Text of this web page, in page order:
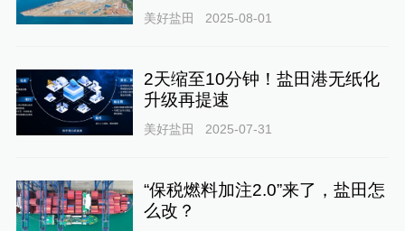
美好盐田 2025-08-01
2天缩至10分钟！盐田港无纸化
升级再提速
美好盐田 2025-07-31
“保税燃料加注2.0”来了，盐田怎
么改？